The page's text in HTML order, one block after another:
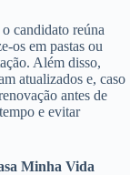
candidato reúna
os em pastas ou
Além disso,
atualizados e, caso
antes de
e evitar
Minha Vida